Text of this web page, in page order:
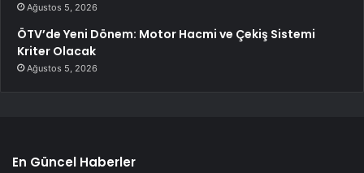
Ağustos 5, 2026
ÖTV’de Yeni Dönem: Motor Hacmi ve Çekiş Sistemi
Kriter Olacak
Ağustos 5, 2026
En Güncel Haberler